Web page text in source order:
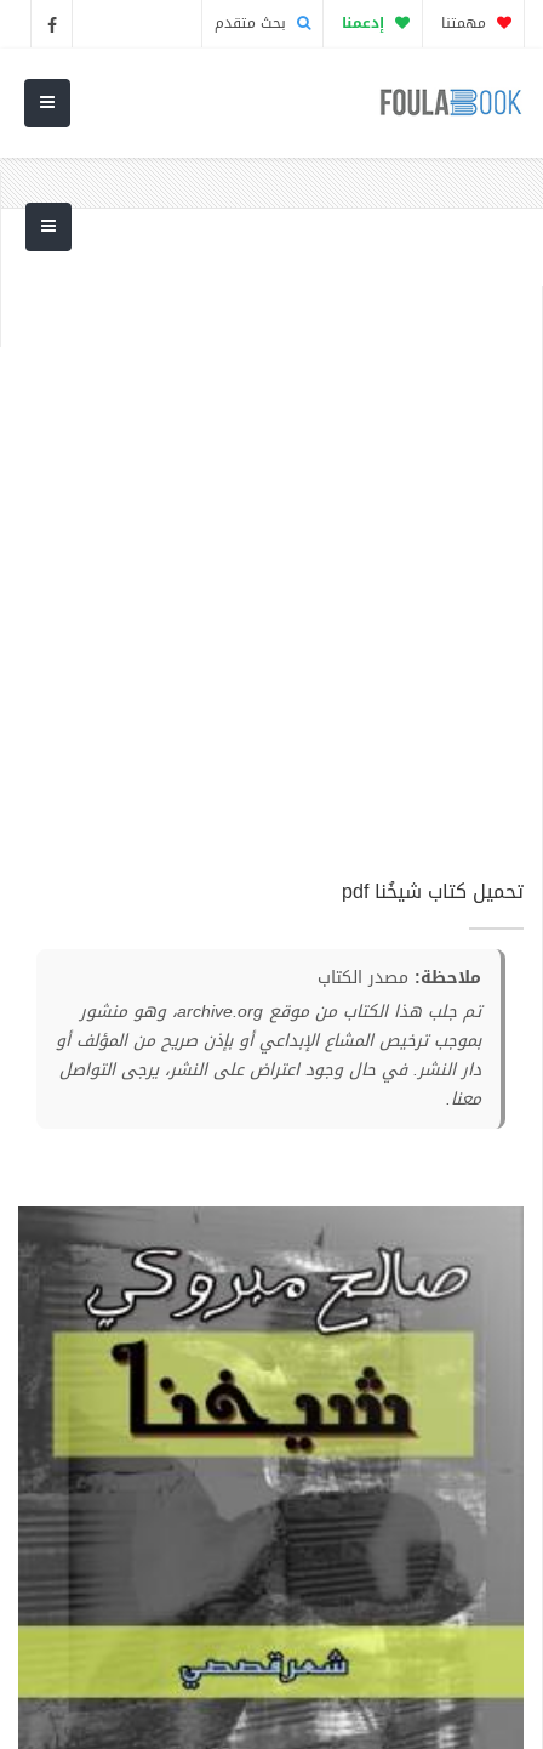
مهمتنا إدعمنا بحث متقدم
تحميل كتاب شيخُنا pdf
ملاحظة: مصدر الكتاب
تم جلب هذا الكتاب من موقع archive.org، وهو منشور
بموجب ترخيص المشاع الإبداعي أو بإذن صريح من المؤلف أو
دار النشر. في حال وجود اعتراض على النشر، يرجى التواصل
معنا.